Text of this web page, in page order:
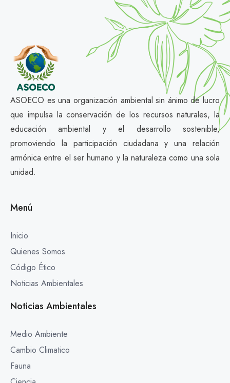
ASOECO es una organización ambiental sin ánimo de lucro
que impulsa la conservación de los recursos naturales, la
educación ambiental y el desarrollo sostenible,
promoviendo la participación ciudadana y una relación
armónica entre el ser humano y la naturaleza como una sola
unidad.
Menú
Inicio
Quienes Somos
Código Ético
Noticias Ambientales
Noticias Ambientales
Medio Ambiente
Cambio Climatico
Fauna